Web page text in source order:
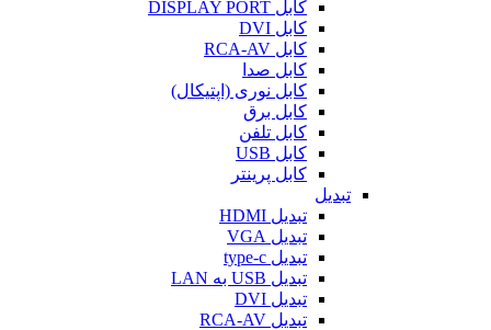
کابل DISPLAY PORT
کابل DVI
کابل RCA-AV
کابل صدا
کابل نوری (اپتیکال)
کابل برق
کابل تلفن
کابل USB
کابل پرینتر
تبدیل
تبدیل HDMI
تبدیل VGA
تبدیل type-c
تبدیل USB به LAN
تبدیل DVI
تبدیل RCA-AV